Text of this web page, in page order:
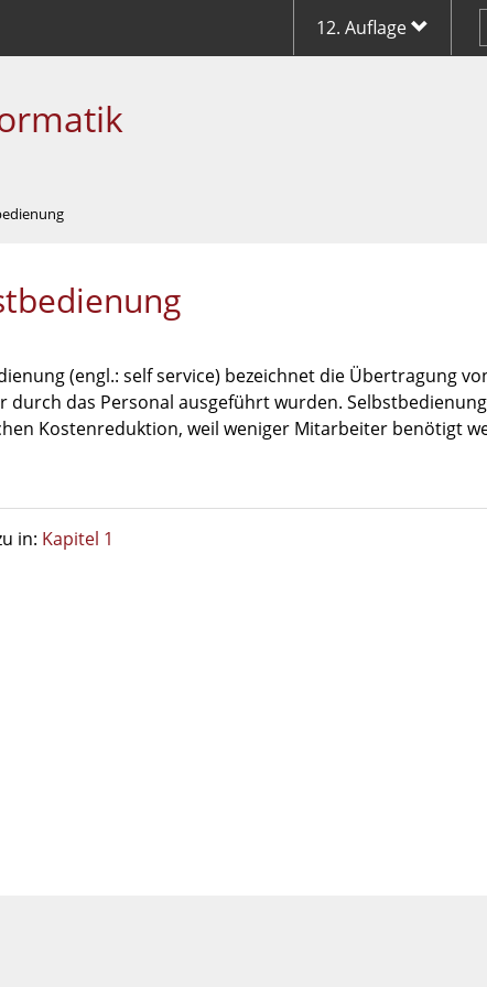
12. Auflage
(engl.: self service) bezeichnet die Übertragung
durch das Personal ausgeführt wurden.
Kostenreduktion, weil weniger Mitarbeiter benötigt
in: Kapitel 1